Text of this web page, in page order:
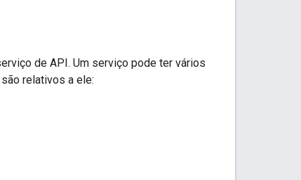
de API. Um serviço pode ter vários
relativos a ele: